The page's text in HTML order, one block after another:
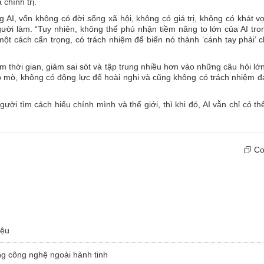
vốn không có đời sống xã hội, không có giá trị, không có khát
làm. “Tuy nhiên, không thể phủ nhận tiềm năng to lớn của AI
cách cẩn trọng, có trách nhiệm để biến nó thành ‘cánh tay phải’
thời gian, giảm sai sót và tập trung nhiều hơn vào những câu hỏi
không có động lực để hoài nghi và cũng không có trách nhiệm
tìm cách hiểu chính mình và thế giới, thì khi đó, AI vẫn chỉ có
công nghệ ngoài hành tinh